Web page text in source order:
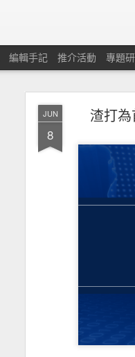
JUN
8
渣打
編輯手記 推介活動 專題